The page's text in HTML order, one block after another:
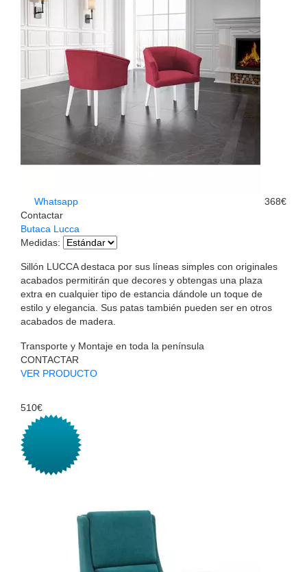
Whatsapp
Contactar
368€
Butaca Lucca
Medidas:
Sillón LUCCA destaca por sus líneas simples con originales
acabados permitirán que decores y obtengas una plaza
extra en cualquier tipo de estancia dándole un toque de
estilo y elegancia. Sus patas también pueden ser en otros
acabados de madera.
Transporte y Montaje en toda la península
CONTACTAR
VER PRODUCTO
510€